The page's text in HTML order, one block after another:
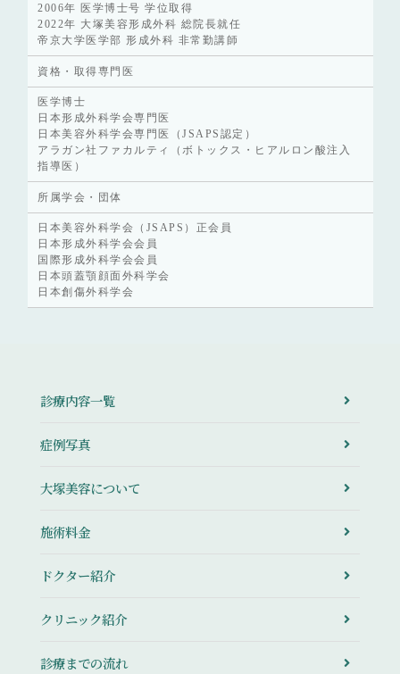
2006年 医学博士号 学位取得
2022年 大塚美容形成外科 総院長就任
帝京大学医学部 形成外科 非常勤講師
資格・取得専門医
医学博士
日本形成外科学会専門医
日本美容外科学会専門医（JSAPS認定）
アラガン社ファカルティ（ボトックス・ヒアルロン酸注入
指導医）
所属学会・団体
日本美容外科学会（JSAPS）正会員
日本形成外科学会会員
国際形成外科学会会員
日本頭蓋顎顔面外科学会
日本創傷外科学会
診療内容一覧
症例写真
大塚美容について
施術料金
ドクター紹介
クリニック紹介
診療までの流れ